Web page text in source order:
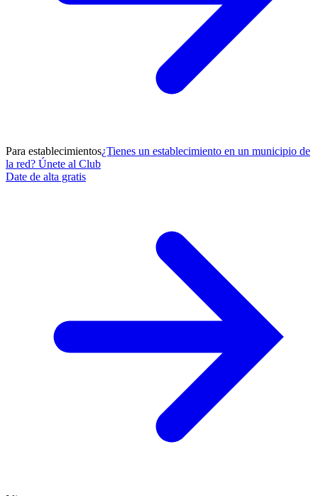
Para establecimientos¿Tienes un establecimiento en un municipio de
la red? Únete al Club
Date de alta gratis